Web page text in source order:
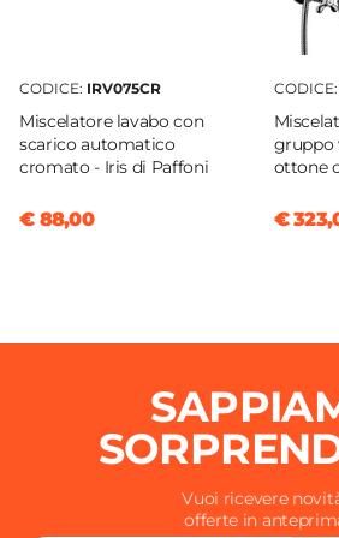
Compatibilità Doccino
Iris
Inclusi
Caratteristiche
Duplex
CODICE: IRV075CR
Miscelatore lavabo con
scarico automatico
cromato - Iris di Paffoni
€ 88,00
CODICE:
gruppo
ottone
€
Vuoi ricevere
offerte in